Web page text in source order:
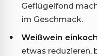
Geflügelfond
im Geschmack.
Weißwein
etwas reduzieren,